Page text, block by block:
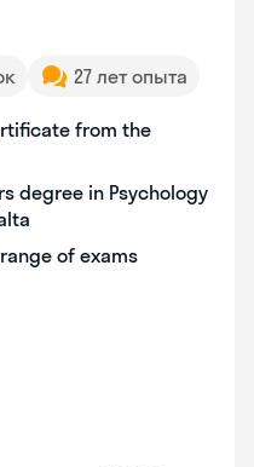
27 лет опыта
from the
degree in Psychology
of exams